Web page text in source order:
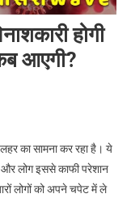
होगी
आएगी?
का सामना कर रहा है। ये
और लोग इससे काफी परेशान
लोगों को अपने चपेट में ले